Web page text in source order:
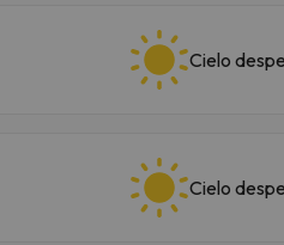
Cielo
Cielo